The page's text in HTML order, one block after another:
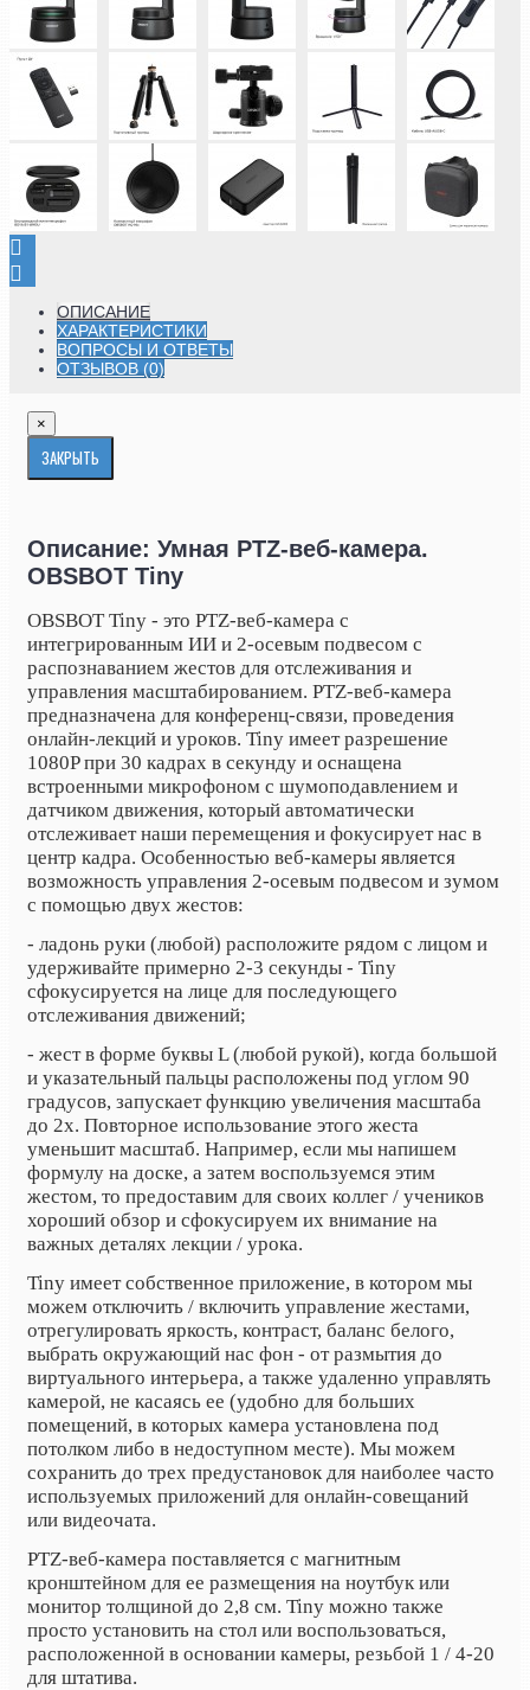
ОПИСАНИЕ
ХАРАКТЕРИСТИКИ
ВОПРОСЫ И ОТВЕТЫ
ОТЗЫВОВ (0)
×
ЗАКРЫТЬ
Описание: Умная PTZ-веб-камера.
OBSBOT Tiny
OBSBOT Tiny - это PTZ-веб-камера с
интегрированным ИИ и 2-осевым подвесом с
распознаванием жестов для отслеживания и
управления масштабированием. PTZ-веб-камера
предназначена для конференц-связи, проведения
онлайн-лекций и уроков. Tiny имеет разрешение
1080P при 30 кадрах в секунду и оснащена
встроенными микрофоном с шумоподавлением и
датчиком движения, который автоматически
отслеживает наши перемещения и фокусирует нас в
центр кадра. Особенностью веб-камеры является
возможность управления 2-осевым подвесом и зумом
с помощью двух жестов:
- ладонь руки (любой) расположите рядом с лицом и
удерживайте примерно 2-3 секунды - Tiny
сфокусируется на лице для последующего
отслеживания движений;
- жест в форме буквы L (любой рукой), когда большой
и указательный пальцы расположены под углом 90
градусов, запускает функцию увеличения масштаба
до 2x. Повторное использование этого жеста
уменьшит масштаб. Например, если мы напишем
формулу на доске, а затем воспользуемся этим
жестом, то предоставим для своих коллег / учеников
хороший обзор и сфокусируем их внимание на
важных деталях лекции / урока.
Tiny имеет собственное приложение, в котором мы
можем отключить / включить управление жестами,
отрегулировать яркость, контраст, баланс белого,
выбрать окружающий нас фон - от размытия до
виртуального интерьера, а также удаленно управлять
камерой, не касаясь ее (удобно для больших
помещений, в которых камера установлена под
потолком либо в недоступном месте). Мы можем
сохранить до трех предустановок для наиболее часто
используемых приложений для онлайн-совещаний
или видеочата.
PTZ-веб-камера поставляется с магнитным
кронштейном для ее размещения на ноутбук или
монитор толщиной до 2,8 см. Tiny можно также
просто установить на стол или воспользоваться,
расположенной в основании камеры, резьбой 1 / 4-20
для штатива.